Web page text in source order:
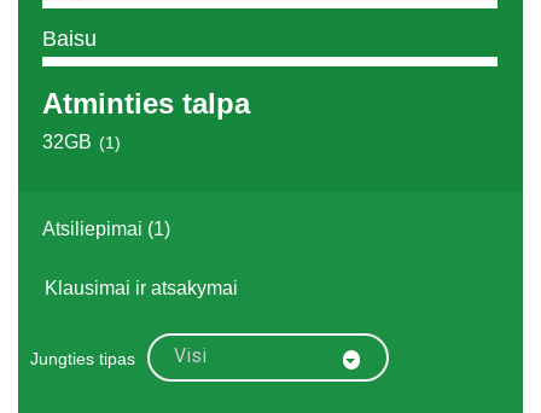
Baisu
Atminties talpa
32GB (1)
Atsiliepimai (1)
Klausimai ir atsakymai
Jungties tipas Visi